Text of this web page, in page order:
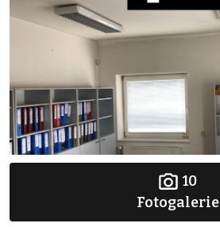
10
Fotogalerie